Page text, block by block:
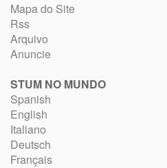
Mapa do Site
Rss
Arquivo
Anuncie
STUM NO MUNDO
Spanish
English
Italiano
Deutsch
Français